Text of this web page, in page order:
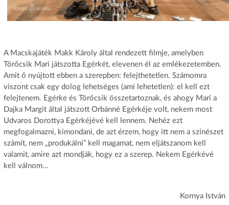
A Macskajáték Makk Károly által rendezett filmje, amelyben
Törőcsik Mari játszotta Egérkét, elevenen él az emlékezetemben.
Amit ő nyújtott ebben a szerepben: felejthetetlen. Számomra
viszont csak egy dolog lehetséges (ami lehetetlen): el kell ezt
felejtenem. Egérke és Törőcsik összetartoznak, és ahogy Mari a
Dajka Margit által játszott Orbánné Egérkéje volt, nekem most
Udvaros Dorottya Egérkéjévé kell lennem. Nehéz ezt
megfogalmazni, kimondani, de azt érzem, hogy itt nem a színészet
számít, nem „produkálni” kell magamat, nem eljátszanom kell
valamit, amire azt mondják, hogy ez a szerep. Nekem Egérkévé
kell válnom…
Kornya István